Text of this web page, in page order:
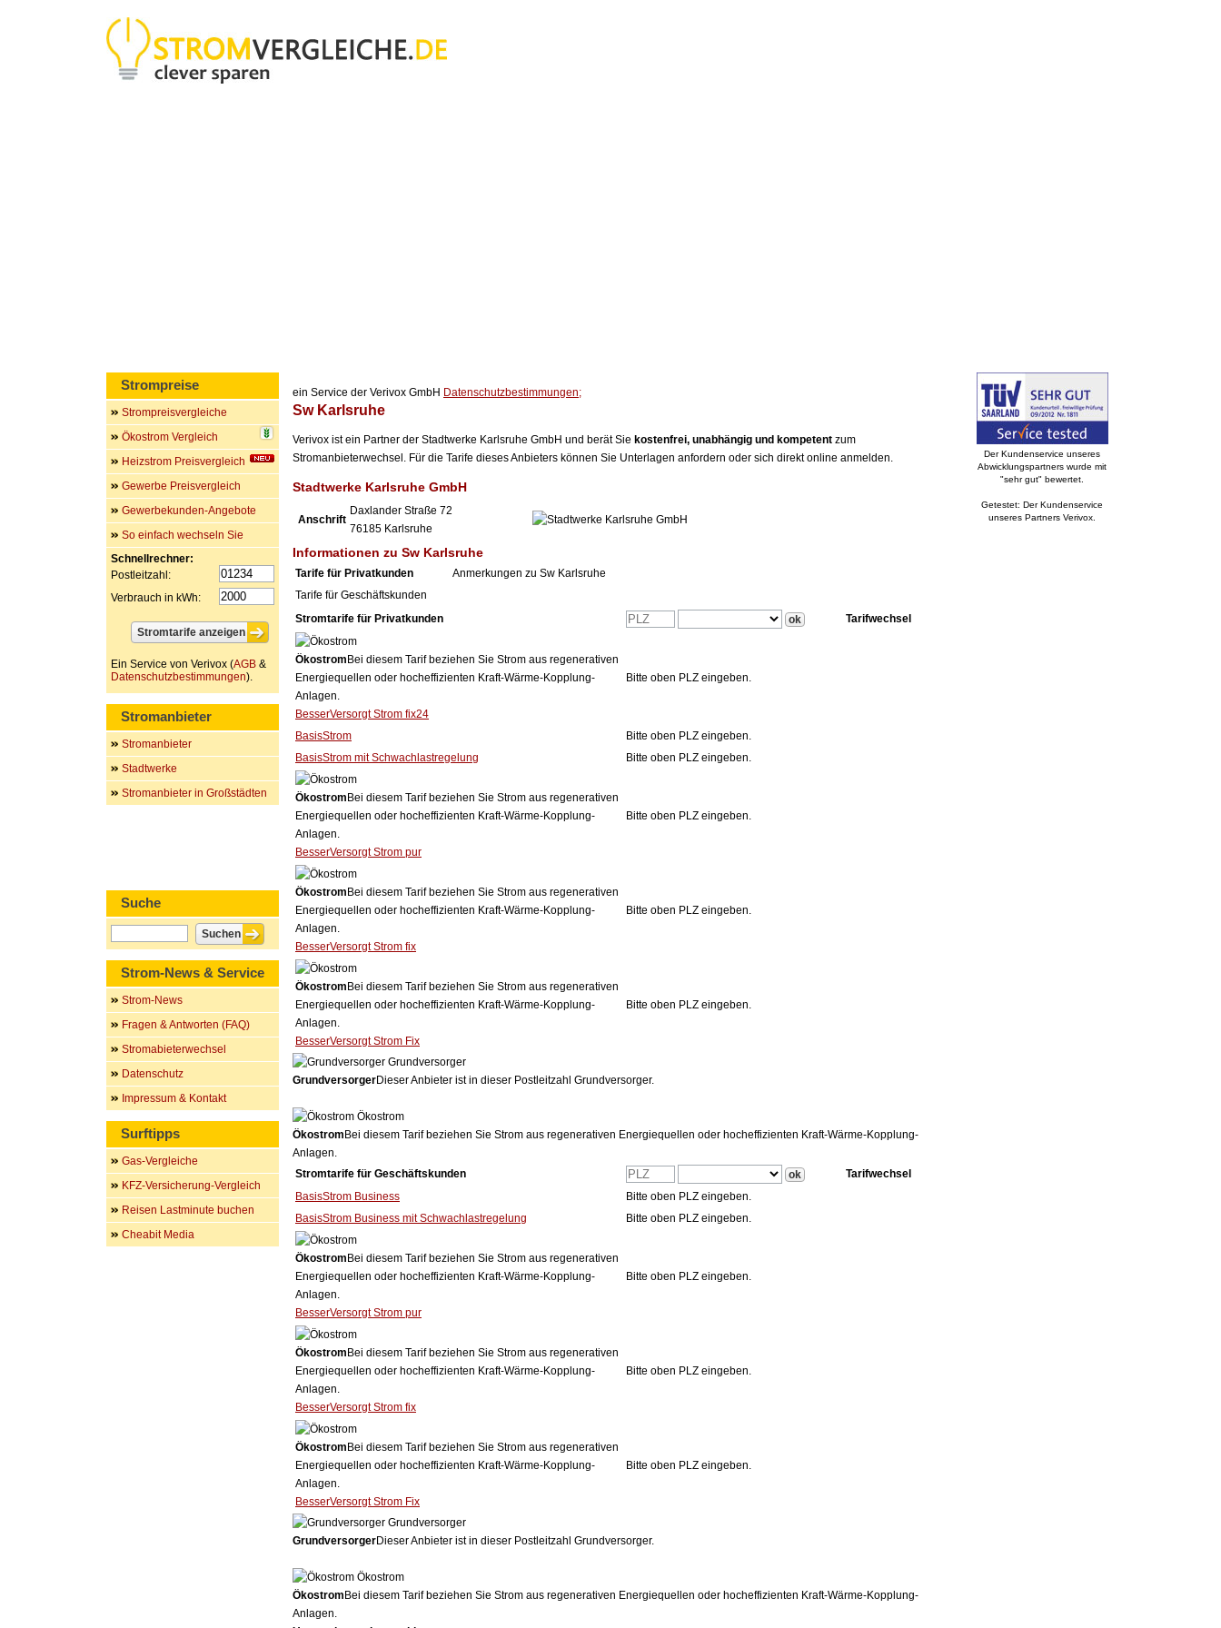
ein Service der Verivox GmbH Datenschutzbestimmungen;
Sw Karlsruhe
Verivox ist ein Partner der Stadtwerke Karlsruhe GmbH und berät Sie kostenfrei, unabhängig und kompetent zum
Stromanbieterwechsel. Für die Tarife dieses Anbieters können Sie Unterlagen anfordern oder sich direkt online anmelden.
Stadtwerke Karlsruhe GmbH
Anschrift
Daxlander Straße 72
76185 Karlsruhe
Informationen zu Sw Karlsruhe
Tarife für Privatkunden
Anmerkungen zu Sw Karlsruhe
Tarife für Geschäftskunden
Stromtarife für Privatkunden
Tarifwechsel
Ökostrom Bei diesem Tarif beziehen Sie Strom aus regenerativen
Energiequellen oder hocheffizienten Kraft-Wärme-Kopplung-
Anlagen.
BesserVersorgt Strom fix24
Bitte oben PLZ eingeben.
BasisStrom
Bitte oben PLZ eingeben.
BasisStrom mit Schwachlastregelung
Bitte oben PLZ eingeben.
Ökostrom Bei diesem Tarif beziehen Sie Strom aus regenerativen
Energiequellen oder hocheffizienten Kraft-Wärme-Kopplung-
Anlagen.
BesserVersorgt Strom pur
Bitte oben PLZ eingeben.
Ökostrom Bei diesem Tarif beziehen Sie Strom aus regenerativen
Energiequellen oder hocheffizienten Kraft-Wärme-Kopplung-
Anlagen.
BesserVersorgt Strom fix
Bitte oben PLZ eingeben.
Ökostrom Bei diesem Tarif beziehen Sie Strom aus regenerativen
Energiequellen oder hocheffizienten Kraft-Wärme-Kopplung-
Anlagen.
BesserVersorgt Strom Fix
Bitte oben PLZ eingeben.
Grundversorger
GrundversorgerDieser Anbieter ist in dieser Postleitzahl Grundversorger.
Ökostrom
Ökostrom Bei diesem Tarif beziehen Sie Strom aus regenerativen Energiequellen oder hocheffizienten Kraft-Wärme-Kopplung-
Anlagen.
Stromtarife für Geschäftskunden
Tarifwechsel
BasisStrom Business
Bitte oben PLZ eingeben.
BasisStrom Business mit Schwachlastregelung
Bitte oben PLZ eingeben.
Ökostrom Bei diesem Tarif beziehen Sie Strom aus regenerativen
Energiequellen oder hocheffizienten Kraft-Wärme-Kopplung-
Anlagen.
BesserVersorgt Strom pur
Bitte oben PLZ eingeben.
Ökostrom Bei diesem Tarif beziehen Sie Strom aus regenerativen
Energiequellen oder hocheffizienten Kraft-Wärme-Kopplung-
Anlagen.
BesserVersorgt Strom fix
Bitte oben PLZ eingeben.
Ökostrom Bei diesem Tarif beziehen Sie Strom aus regenerativen
Energiequellen oder hocheffizienten Kraft-Wärme-Kopplung-
Anlagen.
BesserVersorgt Strom Fix
Bitte oben PLZ eingeben.
Grundversorger
GrundversorgerDieser Anbieter ist in dieser Postleitzahl Grundversorger.
Ökostrom
Ökostrom Bei diesem Tarif beziehen Sie Strom aus regenerativen Energiequellen oder hocheffizienten Kraft-Wärme-Kopplung-
Anlagen.
Strompreise
Strompreisvergleiche
Ökostrom Vergleich
Heizstrom Preisvergleich
Gewerbe Preisvergleich
Gewerbekunden-Angebote
So einfach wechseln Sie
Schnellrechner:
Postleitzahl:
Verbrauch in kWh:
Ein Service von Verivox (AGB &
Datenschutzbestimmungen).
Stromanbieter
Stromanbieter
Stadtwerke
Stromanbieter in Großstädten
Suche
Strom-News & Service
Strom-News
Fragen & Antworten (FAQ)
Stromabieterwechsel
Datenschutz
Impressum & Kontakt
Surftipps
Gas-Vergleiche
KFZ-Versicherung-Vergleich
Reisen Lastminute buchen
Cheabit Media
Der Kundenservice unseres
Abwicklungspartners wurde mit
"sehr gut" bewertet.
Getestet: Der Kundenservice
unseres Partners Verivox.